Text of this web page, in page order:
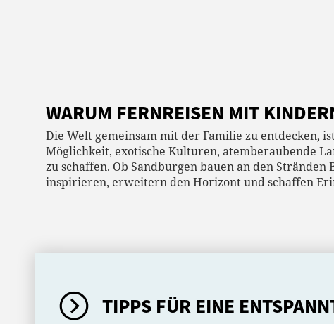
WARUM FERNREISEN MIT
Die Welt gemeinsam mit der Familie zu entdecken,
Möglichkeit, exotische Kulturen, atemberaubende
zu schaffen. Ob Sandburgen bauen an den
inspirieren, erweitern den Horizont und schaffen
TIPPS FÜR EINE